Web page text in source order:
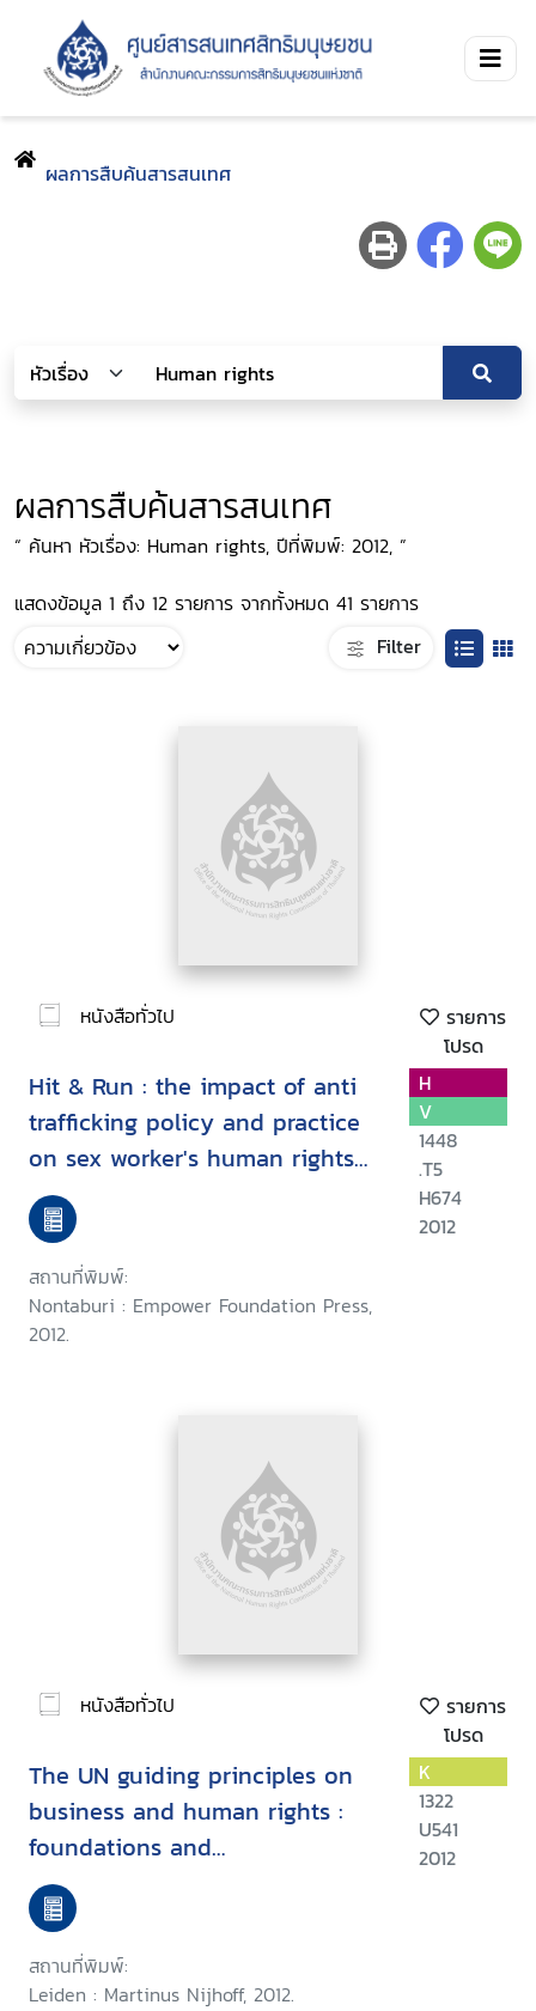
ผลการสืบค้นสารสนเทศ
ผลการสืบค้นสารสนเทศ
“ ค้นหา หัวเรื่อง: Human rights, ปีที่พิมพ์: 2012, ”
แสดงข้อมูล 1 ถึง 12 รายการ จากทั้งหมด 41 รายการ
Filter
หนังสือทั่วไป
รายการ
โปรด
Hit & Run : the impact of anti
trafficking policy and practice
on sex worker's human rights
in Thailand
สถานที่พิมพ์:
Nontaburi : Empower Foundation Press,
2012.
H
V
1448
.T5
H674
2012
หนังสือทั่วไป
รายการ
โปรด
The UN guiding principles on
business and human rights :
foundations and
implementation
สถานที่พิมพ์:
Leiden : Martinus Nijhoff, 2012.
K
1322
U541
2012